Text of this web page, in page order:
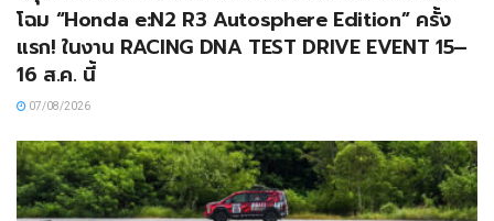
โฉม “Honda e:N2 R3 Autosphere Edition” ครั้ง
แรก! ในงาน RACING DNA TEST DRIVE EVENT 15–
16 ส.ค. นี้
07/08/2026